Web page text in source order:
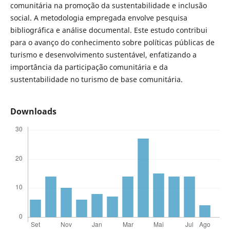
comunitária na promoção da sustentabilidade e inclusão
social. A metodologia empregada envolve pesquisa
bibliográfica e análise documental. Este estudo contribui
para o avanço do conhecimento sobre políticas públicas de
turismo e desenvolvimento sustentável, enfatizando a
importância da participação comunitária e da
sustentabilidade no turismo de base comunitária.
Downloads